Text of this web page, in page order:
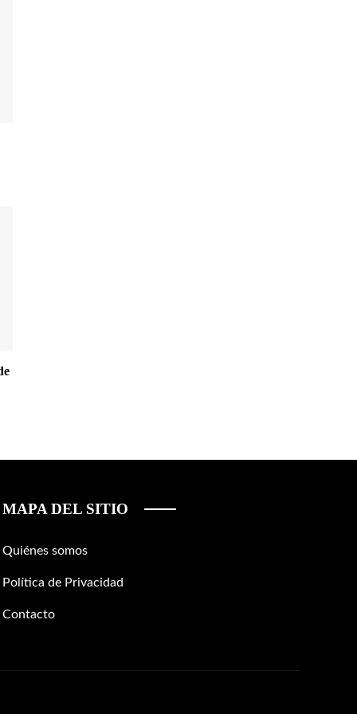
MAPA DEL SITIO
Quiénes somos
Política de Privacidad
Contacto